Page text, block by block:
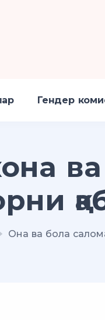
Гендер
ва
Она ва бола